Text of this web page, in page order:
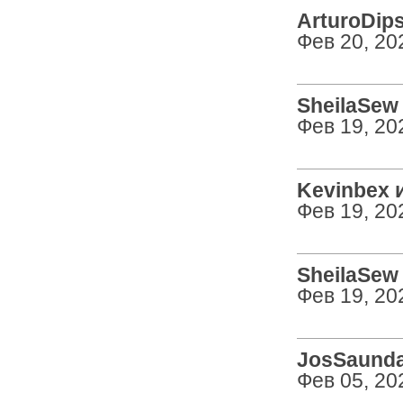
Фев 20,
SheilaSew
Фев 19,
Kevinbex
Фев 19,
SheilaSew
Фев 19,
Фев 05,